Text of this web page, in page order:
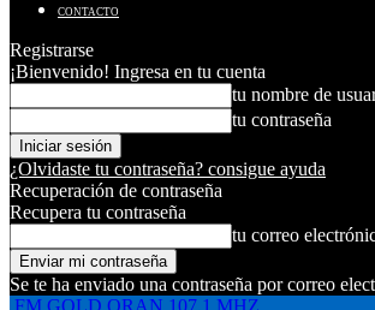
CONTACTO
Registrarse
¡Bienvenido! Ingresa en tu cuenta
tu nombre de
tu contraseña
¿Olvidaste tu contraseña? consigue ayuda
Recuperación de contraseña
Recupera tu contraseña
tu correo
Se te ha enviado una contraseña por correo
FM GOLD ORAN 107.1 MHZ